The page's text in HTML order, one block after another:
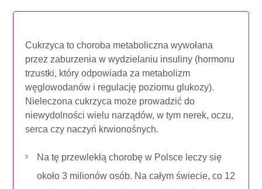
Cukrzyca to choroba metaboliczna wywołana
przez zaburzenia w wydzielaniu insuliny (hormonu
trzustki, który odpowiada za metabolizm
węglowodanów i regulację poziomu glukozy).
Nieleczona cukrzyca może prowadzić do
niewydolności wielu narządów, w tym nerek, oczu,
serca czy naczyń krwionośnych.
Na tę przewlekłą chorobę w Polsce leczy się
około 3 milionów osób. Na całym świecie, co 12